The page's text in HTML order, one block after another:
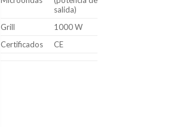
salida)
Grill
1000 W
Certificados
CE